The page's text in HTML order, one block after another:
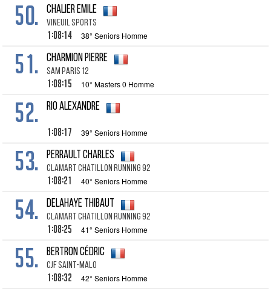
50. CHALIER EMILE
VINEUIL SPORTS
1:08:14 38° Seniors Homme
51. CHARMION PIERRE
SAM PARIS 12
1:08:15 10° Masters 0 Homme
52. RIO ALEXANDRE
1:08:17 39° Seniors Homme
53. PERRAULT CHARLES
CLAMART CHATILLON RUNNING 92
1:08:21 40° Seniors Homme
54. DELAHAYE THIBAUT
CLAMART CHATILLON RUNNING 92
1:08:25 41° Seniors Homme
55. BERTRON CÉDRIC
CJF SAINT-MALO
1:08:32 42° Seniors Homme